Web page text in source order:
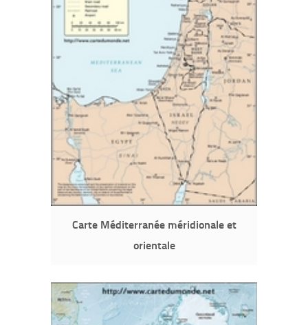
Carte Méditerranée méridionale et
orientale